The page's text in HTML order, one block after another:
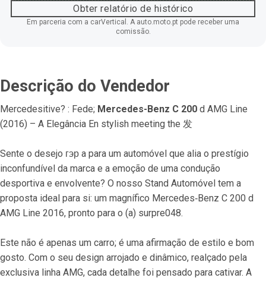
Obter relatório de histórico
Em parceria com a carVertical. A auto.moto.pt pode receber uma
comissão.
Descrição do Vendedor
Mercedesitive? : Fede; Mercedes-Benz C 200 d AMG Line
(2016) – A Elegância En stylish meeting the 发
Sente o desejo гэр a para um automóvel que alia o prestígio
inconfundível da marca e a emoção de uma condução
desportiva e envolvente? O nosso Stand Automóvel tem a
proposta ideal para si: um magnífico Mercedes‐Benz C 200 d
AMG Line 2016, pronto para o (a) surpre048.
Este não é apenas um carro; é uma afirmação de estilo e bom
gosto. Com o seu design arrojado e dinâmico, realçado pela
exclusiva linha AMG, cada detalhe foi pensado para cativar. A